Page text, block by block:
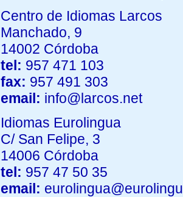
Centro de Idiomas Larcos
Manchado, 9
14002 Córdoba
tel: 957 471 103
fax: 957 491 303
email: info@larcos.net
Idiomas Eurolingua
C/ San Felipe, 3
14006 Córdoba
tel: 957 47 50 35
email: